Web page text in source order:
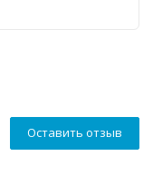
Оставить отзыв